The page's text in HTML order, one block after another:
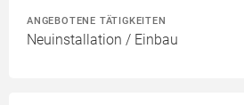
ANGEBOTENE TÄTIGKEITEN
Neuinstallation / Einbau